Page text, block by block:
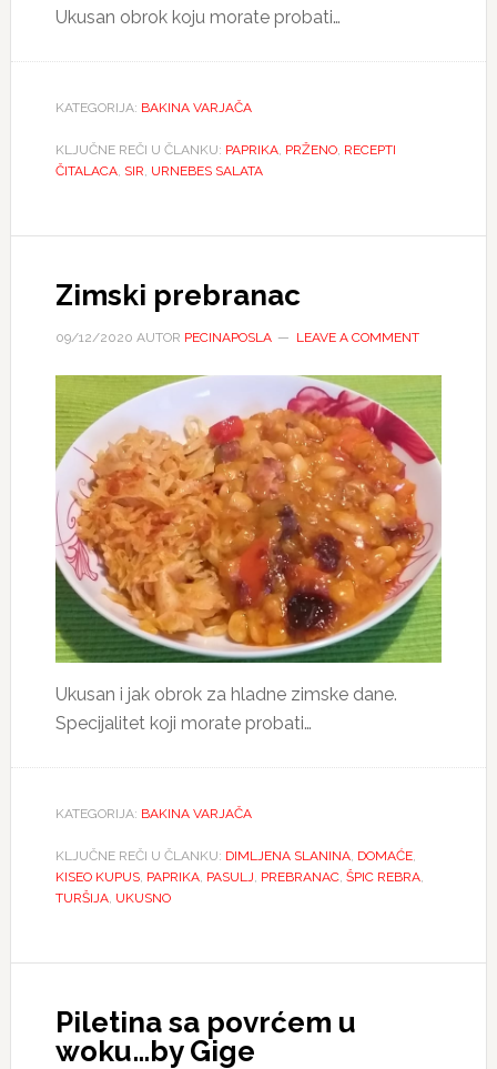
Ukusan obrok koju morate probati…
KATEGORIJA: BAKINA VARJAČA
KLJUČNE REČI U ČLANKU: PAPRIKA, PRŽENO, RECEPTI
ČITALACA, SIR, URNEBES SALATA
Zimski prebranac
09/12/2020 AUTOR PECINAPOSLA LEAVE A COMMENT
Ukusan i jak obrok za hladne zimske dane.
Specijalitet koji morate probati…
KATEGORIJA: BAKINA VARJAČA
KLJUČNE REČI U ČLANKU: DIMLJENA SLANINA, DOMAĆE,
KISEO KUPUS, PAPRIKA, PASULJ, PREBRANAC, ŠPIC REBRA,
TURŠIJA, UKUSNO
Piletina sa povrćem u
woku…by Gige